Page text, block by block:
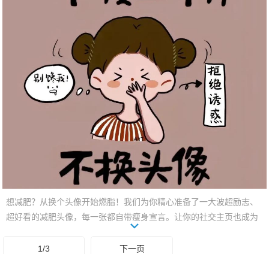
想减肥？从换个头像开始燃脂！我们为你精心准备了一大波超励志、
超好看的减肥头像，每一张都自带瘦身宣言。让你的社交主页也成为
你变美路上的打卡点，每天看到它，动力值瞬间拉满！快来选一个，
宣示你的蜕变决心，一起迎接更轻盈、更自信的自己！
1/3 下一页